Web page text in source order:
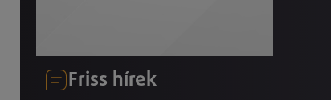
Friss hírek